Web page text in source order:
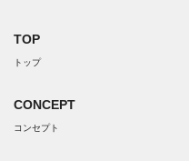
TOP
トップ
CONCEPT
コンセプト